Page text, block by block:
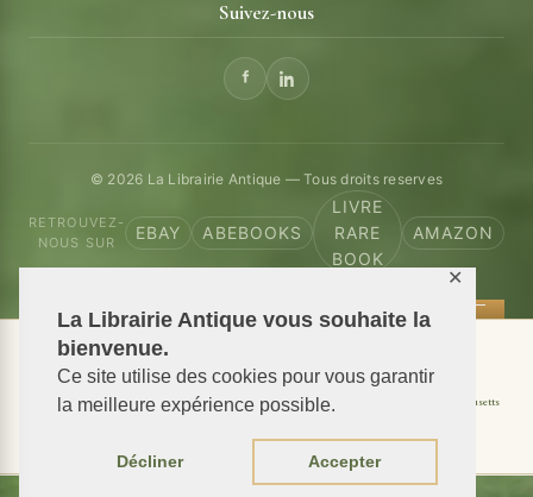
La Librairie Antique vous souhaite la
bienvenue.
Ce site utilise des cookies pour vous garantir
la meilleure expérience possible.
Décliner Accepter
✕
Suivez-nous
© 2026 La Librairie Antique — Tous droits reserves
RETROUVEZ-
NOUS SUR
EBAY ABEBOOKS
LIVRE
RARE
BOOK
AMAZON
📦 We ship antiquarian books worldwide
Shipping to USA Shipping to New York Shipping to California
Shipping to Massachusetts